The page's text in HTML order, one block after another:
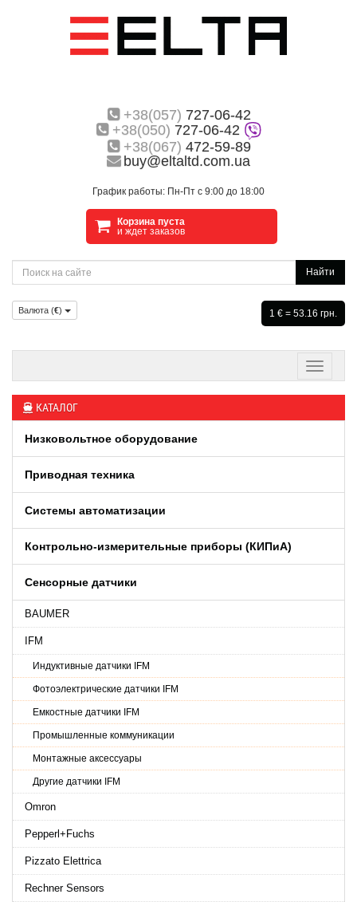
+38(057) 727-06-42
+38(050) 727-06-42
+38(067) 472-59-89
buy@eltaltd.com.ua
График работы: Пн-Пт с 9:00 до 18:00
Корзина пуста
и ждет заказов
Найти
Валюта (€) 1 € = 53.16 грн.
КАТАЛОГ
Низковольтное оборудование
Приводная техника
Системы автоматизации
Контрольно-измерительные приборы (КИПиA)
Сенсорные датчики
BAUMER
IFM
Индуктивные датчики IFM
Фотоэлектрические датчики IFM
Емкостные датчики IFM
Промышленные коммуникации
Монтажные аксессуары
Другие датчики IFM
Omron
Pepperl+Fuchs
Pizzato Elettrica
Rechner Sensors